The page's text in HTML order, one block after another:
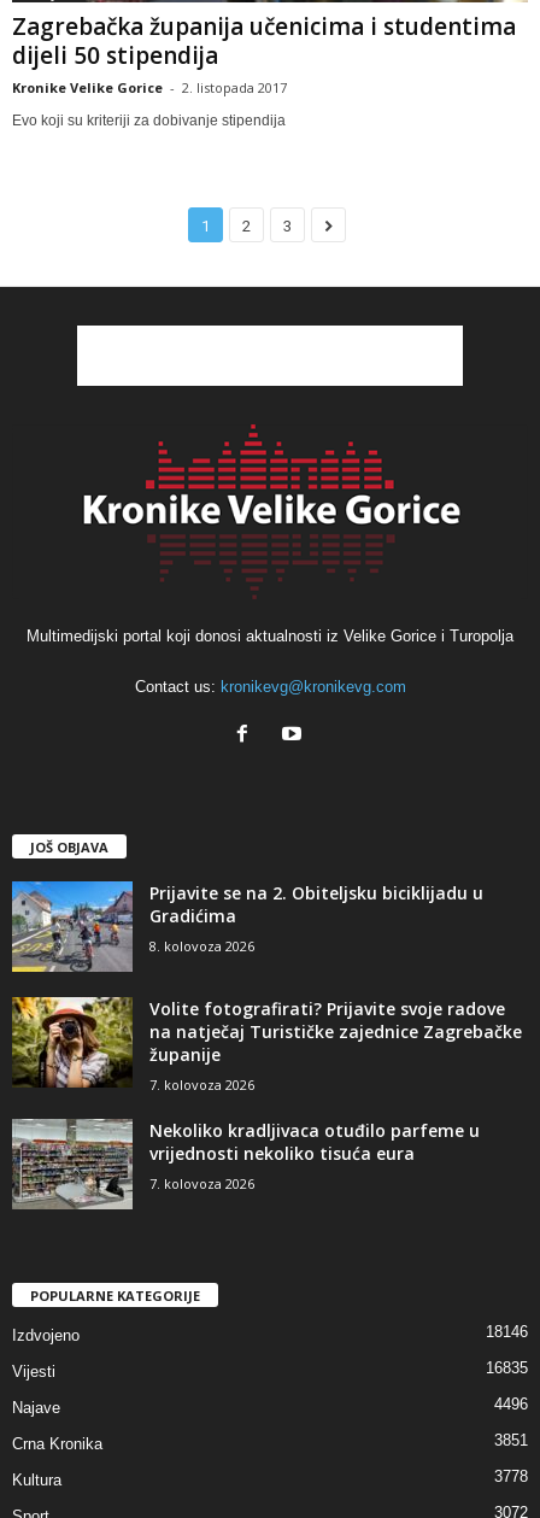
Zagrebačka županija učenicima i studentima
dijeli 50 stipendija
Kronike Velike Gorice - 2. listopada 2017
Evo koji su kriteriji za dobivanje stipendija
1 2 3
Multimedijski portal koji donosi aktualnosti iz Velike Gorice i Turopolja
Contact us: kronikevg@kronikevg.com
JOŠ OBJAVA
Prijavite se na 2. Obiteljsku biciklijadu u
Gradićima
8. kolovoza 2026
Volite fotografirati? Prijavite svoje radove
na natječaj Turističke zajednice Zagrebačke
županije
7. kolovoza 2026
Nekoliko kradljivaca otuđilo parfeme u
vrijednosti nekoliko tisuća eura
7. kolovoza 2026
POPULARNE KATEGORIJE
Izdvojeno 18146
Vijesti 16835
Najave 4496
Crna Kronika 3851
Kultura 3778
3072